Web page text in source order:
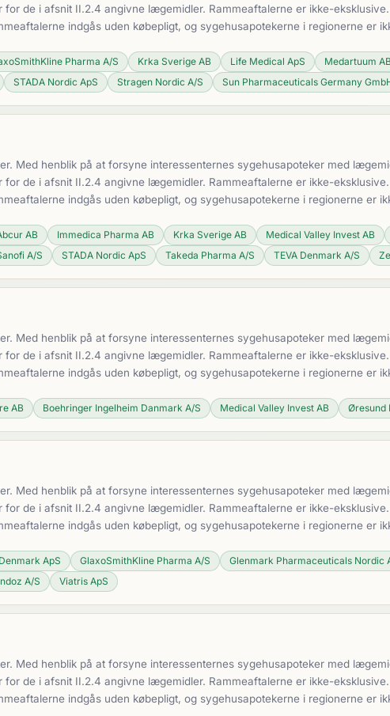
de i afsnit II.2.4 angivne lægemidler. Rammeaftalerne er ikke-
indgås uden købepligt, og sygehusapotekerne i regionerne er
Pharma A/S Krka Sverige AB Life Medical ApS Medartuum
STADA Nordic ApS Stragen Nordic A/S Sun Pharmaceuticals Germany
Med henblik på at forsyne interessenternes sygehusapoteker med
de i afsnit II.2.4 angivne lægemidler. Rammeaftalerne er ikke-
indgås uden købepligt, og sygehusapotekerne i regionerne er
AB Immedica Pharma AB Krka Sverige AB Medical Valley Invest AB
A/S STADA Nordic ApS Takeda Pharma A/S TEVA Denmark A/S
Med henblik på at forsyne interessenternes sygehusapoteker med
de i afsnit II.2.4 angivne lægemidler. Rammeaftalerne er ikke-
indgås uden købepligt, og sygehusapotekerne i regionerne er
AB Boehringer Ingelheim Danmark A/S Medical Valley Invest AB Øresund
Med henblik på at forsyne interessenternes sygehusapoteker med
de i afsnit II.2.4 angivne lægemidler. Rammeaftalerne er ikke-
indgås uden købepligt, og sygehusapotekerne i regionerne er
ApS GlaxoSmithKline Pharma A/S Glenmark Pharmaceuticals Nordic
A/S Viatris ApS
Med henblik på at forsyne interessenternes sygehusapoteker med
de i afsnit II.2.4 angivne lægemidler. Rammeaftalerne er ikke-
indgås uden købepligt, og sygehusapotekerne i regionerne er